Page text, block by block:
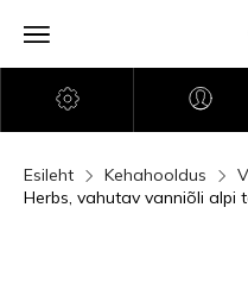
Esileht Kehahooldus
Herbs, vahutav vanniõli alpi